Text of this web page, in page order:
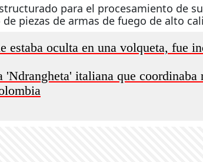
para el procesamiento de
piezas de armas de fuego de alto
estaba oculta en una volqueta, fue
italiana que coordinaba